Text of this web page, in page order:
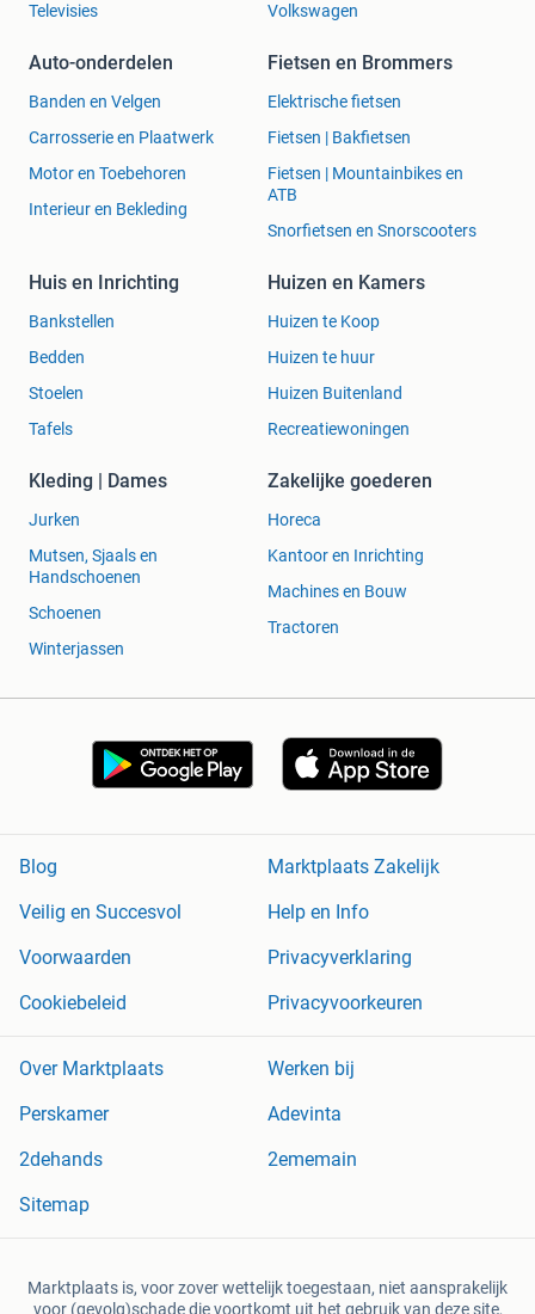
Televisies
Volkswagen
Auto-onderdelen
Banden en Velgen
Carrosserie en Plaatwerk
Motor en Toebehoren
Interieur en Bekleding
Fietsen en Brommers
Elektrische fietsen
Fietsen | Bakfietsen
Fietsen | Mountainbikes en
ATB
Snorfietsen en Snorscooters
Huis en Inrichting
Bankstellen
Bedden
Stoelen
Tafels
Huizen en Kamers
Huizen te Koop
Huizen te huur
Huizen Buitenland
Recreatiewoningen
Kleding | Dames
Jurken
Mutsen, Sjaals en
Handschoenen
Schoenen
Winterjassen
Zakelijke goederen
Horeca
Kantoor en Inrichting
Machines en Bouw
Tractoren
Blog
Marktplaats Zakelijk
Veilig en Succesvol
Help en Info
Voorwaarden
Privacyverklaring
Cookiebeleid
Privacyvoorkeuren
Over Marktplaats
Werken bij
Perskamer
Adevinta
2dehands
2ememain
Sitemap
Marktplaats is, voor zover wettelijk toegestaan, niet aansprakelijk
voor (gevolg)schade die voortkomt uit het gebruik van deze site,